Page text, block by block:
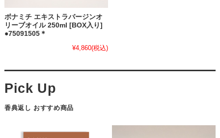
ボナミチ エキストラバージンオ
リーブオイル 250ml [BOX入り]
●75091505＊
¥4,860(税込)
香典返し おすすめ商品